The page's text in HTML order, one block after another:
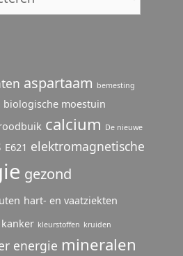
aspartaam bemesting
biologische moestuin
calcium De nieuwe
E621 elektromagnetische
gezond
hart- en vaatziekten
kanker kleurstoffen kruiden
energie mineralen